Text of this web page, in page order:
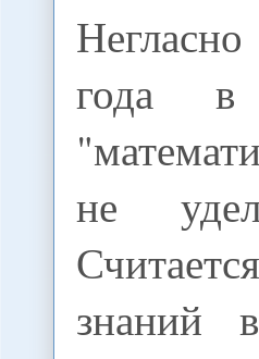
года
не
знаний